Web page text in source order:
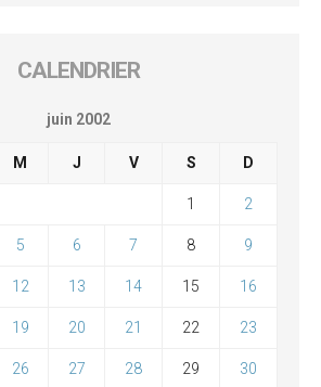
CALENDRIER
juin 2002
M J V S D
1 2
5 6 7 8 9
12 13 14 15 16
19 20 21 22 23
26 27 28 29 30